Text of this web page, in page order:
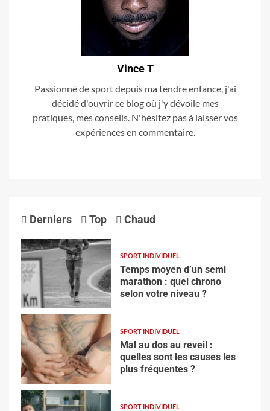
Vince T
Passionné de sport depuis ma tendre enfance, j'ai
décidé d'ouvrir ce blog où j'y dévoile mes
pratiques, mes conseils. N'hésitez pas à laisser vos
expériences en commentaire.
Derniers Top Chaud
SPORT INDIVIDUEL
Temps moyen d’un semi
marathon : quel chrono
selon votre niveau ?
SPORT INDIVIDUEL
Mal au dos au reveil :
quelles sont les causes les
plus fréquentes ?
SPORT INDIVIDUEL